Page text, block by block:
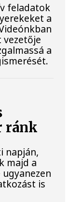
feladatok
a
vezetője
a
ránk
napján,
majd a
is